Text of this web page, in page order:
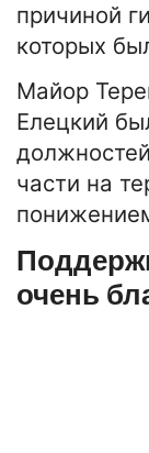
причиной
которых
Майор
Елецкий
части на
очень